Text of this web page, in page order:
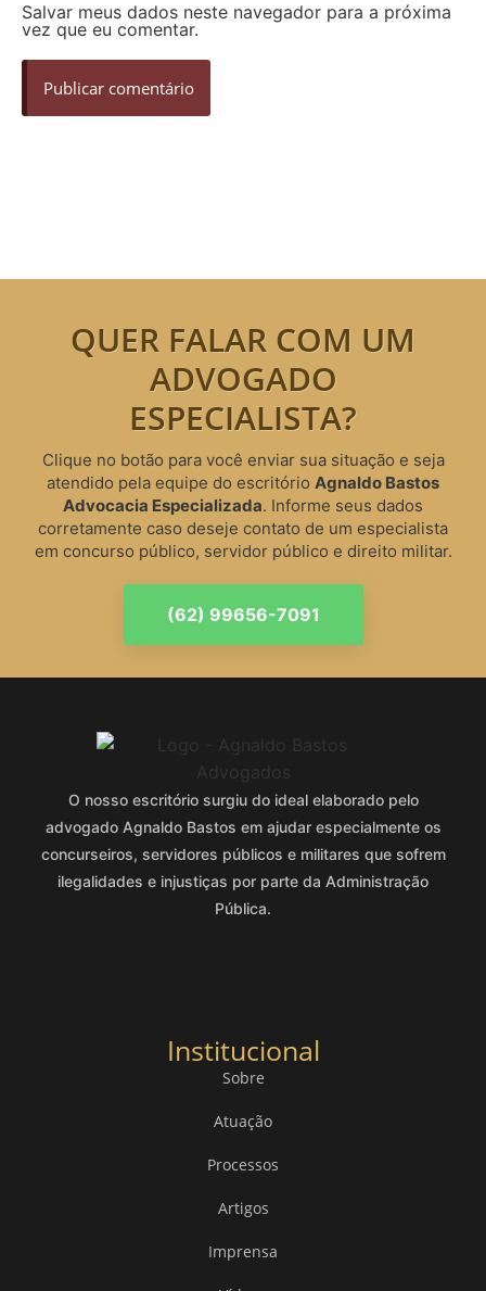
Salvar meus dados neste navegador para a próxima
vez que eu comentar.
QUER FALAR COM UM
ADVOGADO
ESPECIALISTA?
Clique no botão para você enviar sua situação e seja
atendido pela equipe do escritório Agnaldo Bastos
Advocacia Especializada. Informe seus dados
corretamente caso deseje contato de um especialista
em concurso público, servidor público e direito militar.
(62) 99656-7091
O nosso escritório surgiu do ideal elaborado pelo
advogado Agnaldo Bastos em ajudar especialmente os
concurseiros, servidores públicos e militares que sofrem
ilegalidades e injustiças por parte da Administração
Pública.
Institucional
Sobre
Atuação
Processos
Artigos
Imprensa